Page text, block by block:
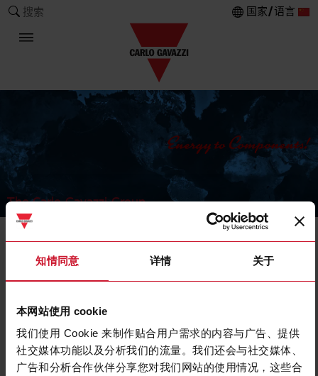
知情同意 详情 关于
本网站使用 cookie
我们使用 Cookie 来制作贴合用户需求的内容与广告、提供
社交媒体功能以及分析我们的流量。我们还会与社交媒体、
广告和分析合作伙伴分享您对我们网站的使用情况，这些合
搜索 国家/语言
The Carlo Gavazzi Group
Current Transformers
Split core